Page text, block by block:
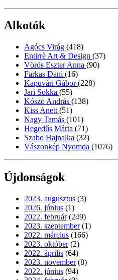
Alkotók
Agócs Virág (418)
Entirrè Art & Design (37)
Vörös Eszter Anna (90)
Farkas Dani (16)
Kapuvári Gábor(228)
Jari Sokka (55)
Kószó András (138)
Kiss Anett (51)
Nagy Tamás (101)
Hegedűs Márta (71)
Szabo Hajnalka (32)
Vászonkép Nyomda (1076)
Újdonságok
2023. augusztus (3)
2026. június (1)
2022. február (249)
2023. szeptember (1)
2022. március (166)
2023. október (2)
2022. április (64)
2023. november (8)
2022. június (94)